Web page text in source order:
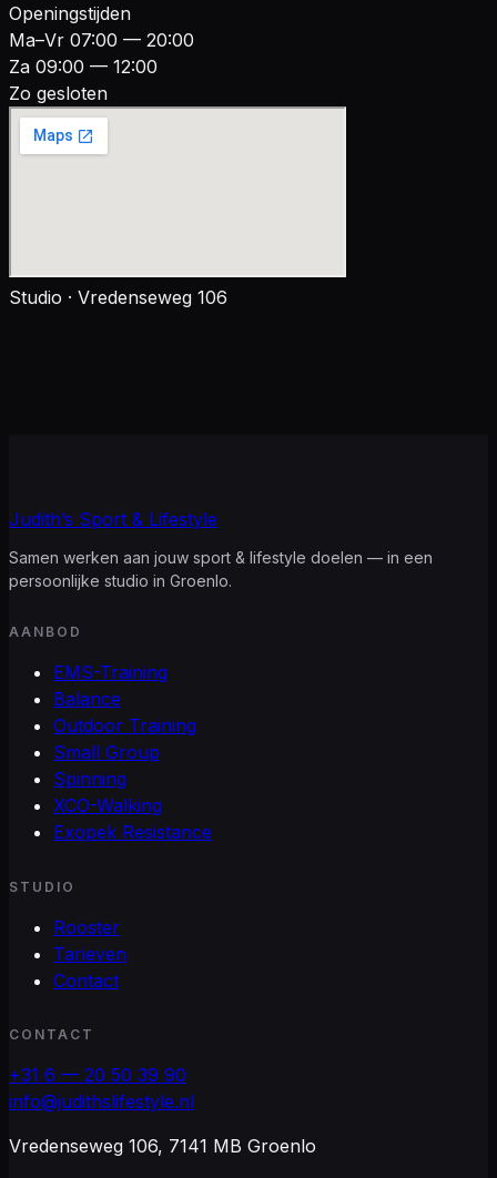
Openingstijden
Ma–Vr 07:00 — 20:00
Za 09:00 — 12:00
Zo gesloten
Studio · Vredenseweg 106
Judith’s Sport & Lifestyle
Samen werken aan jouw sport & lifestyle doelen — in een
persoonlijke studio in Groenlo.
AANBOD
EMS-Training
Balance
Outdoor Training
Small Group
Spinning
XCO-Walking
Exopek Resistance
STUDIO
Rooster
Tarieven
Contact
CONTACT
+31 6 — 20 50 39 90
info@judithslifestyle.nl
Vredenseweg 106, 7141 MB Groenlo